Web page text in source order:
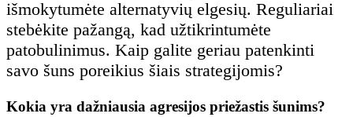
išmokytumėte alternatyvių elgesių. Reguliariai
stebėkite pažangą, kad užtikrintumėte
patobulinimus. Kaip galite geriau patenkinti
savo šuns poreikius šiais strategijomis?
Kokia yra dažniausia agresijos priežastis šunims?